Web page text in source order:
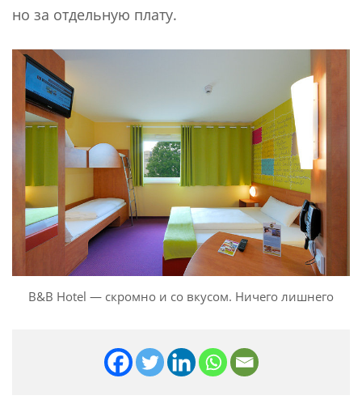
но за отдельную плату.
B&B Hotel — скромно и со вкусом. Ничего лишнего